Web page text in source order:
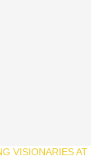
VISIONARIES AT